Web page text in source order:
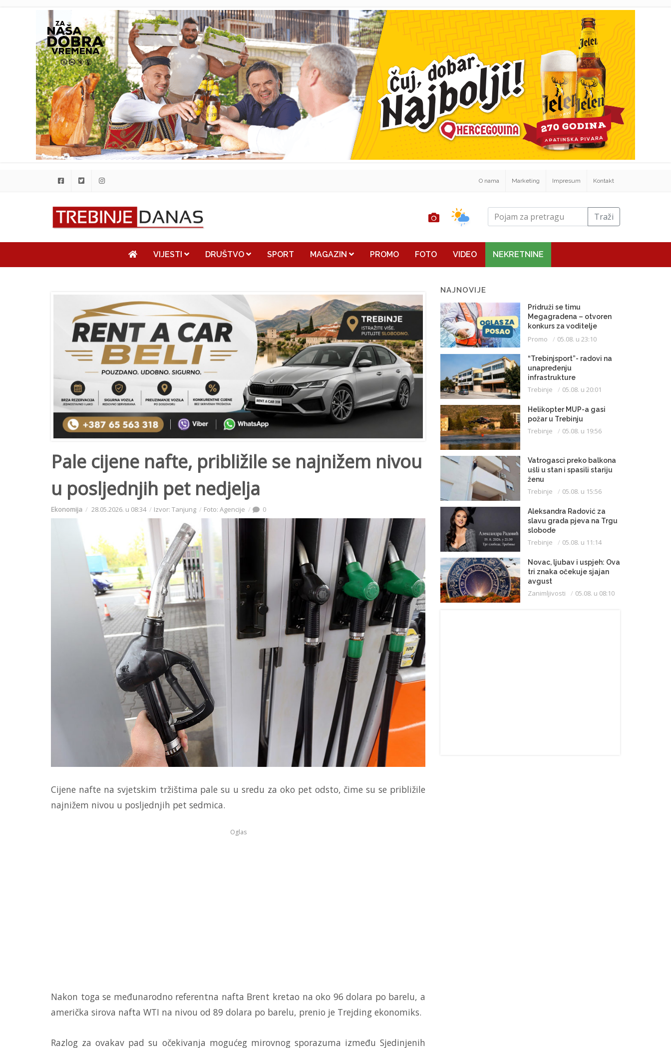
O nama Marketing Impresum Kontakt
Traži
VIJESTI DRUŠTVO SPORT MAGAZIN PROMO FOTO VIDEO NEKRETNINE
Pale cijene nafte, približile se najnižem nivou
u posljednjih pet nedjelja
Ekonomija 28.05.2026. u 08:34 Izvor: Tanjung Foto: Agencije 0
Cijene nafte na svjetskim tržištima pale su u sredu za oko pet odsto, čime su se približile
najnižem nivou u posljednjih pet sedmica.
Oglas
Nakon toga se međunarodno referentna nafta Brent kretao na oko 96 dolara po barelu, a
američka sirova nafta WTI na nivou od 89 dolara po barelu, prenio je Trejding ekonomiks.
Razlog za ovakav pad su očekivanja mogućeg mirovnog sporazuma između Sjedinjenih
NAJNOVIJE
Pridruži se timu
Megagradena – otvoren
konkurs za voditelje
gradilišta
Promo 05.08. u 23:10
“Trebinjsport”- radovi na
unapređenju
infrastrukture
Trebinje 05.08. u 20:01
Helikopter MUP-a gasi
požar u Trebinju
Trebinje 05.08. u 19:56
Vatrogasci preko balkona
ušli u stan i spasili stariju
ženu
Trebinje 05.08. u 15:56
Aleksandra Radović za
slavu grada pjeva na Trgu
slobode
Trebinje 05.08. u 11:14
Novac, ljubav i uspjeh: Ova
tri znaka očekuje sjajan
avgust
Zanimljivosti 05.08. u 08:10